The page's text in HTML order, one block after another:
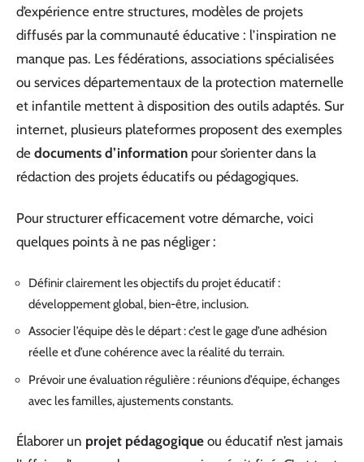
d’expérience entre structures, modèles de projets
diffusés par la communauté éducative : l’inspiration ne
manque pas. Les fédérations, associations spécialisées
ou services départementaux de la protection maternelle
et infantile mettent à disposition des outils adaptés. Sur
internet, plusieurs plateformes proposent des exemples
de documents d’information pour s’orienter dans la
rédaction des projets éducatifs ou pédagogiques.
Pour structurer efficacement votre démarche, voici
quelques points à ne pas négliger :
Définir clairement les objectifs du projet éducatif :
développement global, bien-être, inclusion.
Associer l’équipe dès le départ : c’est le gage d’une adhésion
réelle et d’une cohérence avec la réalité du terrain.
Prévoir une évaluation régulière : réunions d’équipe, échanges
avec les familles, ajustements constants.
Élaborer un projet pédagogique ou éducatif n’est jamais